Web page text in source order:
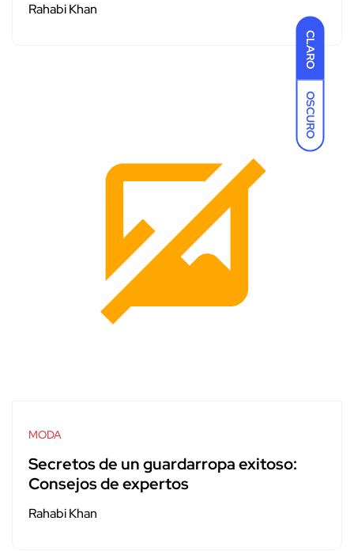
CLARO
OSCURO
Rahabi Khan
MODA
Secretos de un guardarropa exitoso:
Consejos de expertos
Rahabi Khan